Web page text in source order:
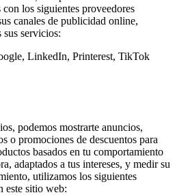
los siguientes proveedores
canales de publicidad online,
servicios:
LinkedIn, Printerest, TikTok
podemos mostrarte anuncios,
o promociones de descuentos para
basados en tu comportamiento
adaptados a tus intereses, y medir su
utilizamos los siguientes
este sitio web: